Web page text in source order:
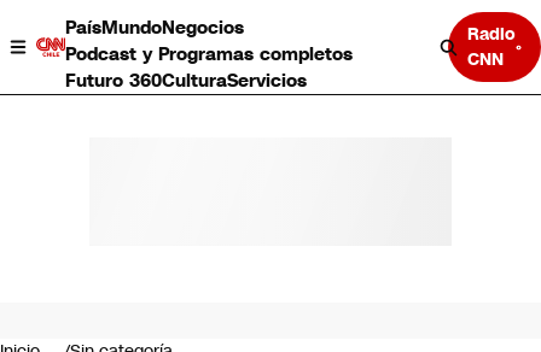
PaísMundoNegocios
Podcast y Programas completos
Futuro 360CulturaServicios
Radio
CNN